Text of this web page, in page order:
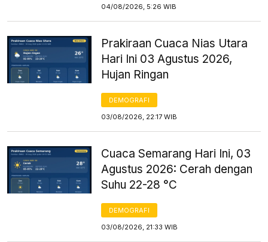
04/08/2026, 5:26 WIB
Prakiraan Cuaca Nias Utara
Hari Ini 03 Agustus 2026,
Hujan Ringan
DEMOGRAFI
03/08/2026, 22:17 WIB
Cuaca Semarang Hari Ini, 03
Agustus 2026: Cerah dengan
Suhu 22-28 °C
DEMOGRAFI
03/08/2026, 21:33 WIB